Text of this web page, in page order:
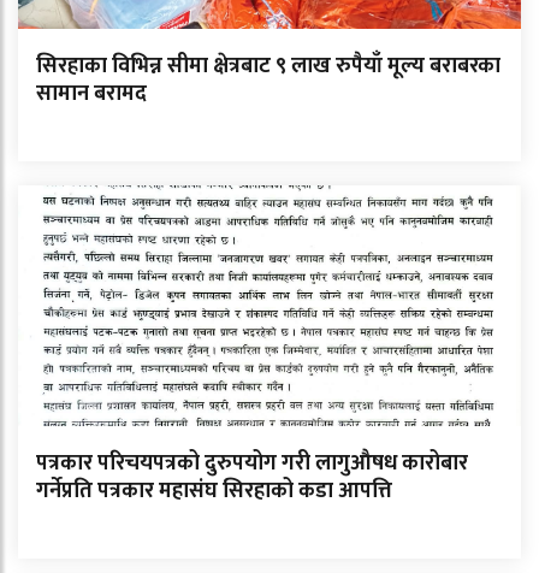
सिरहाका विभिन्न सीमा क्षेत्रबाट ९ लाख रुपैयाँ मूल्य बराबरका
सामान बरामद
पत्रकार परिचयपत्रको दुरुपयोग गरी लागुऔषध कारोबार
गर्नेप्रति पत्रकार महासंघ सिरहाको कडा आपत्ति